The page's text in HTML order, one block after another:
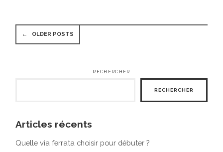
← OLDER POSTS
RECHERCHER
RECHERCHER
Articles récents
Quelle via ferrata choisir pour débuter ?